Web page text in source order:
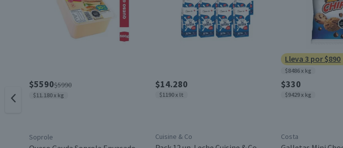
Etapa Mascota Adulto
$5590$5990
$11.180 x kg
Soprole
$14.280
$1190 x lt
Cuisine & Co
Lleva 3 por $890
$8486 x kg
$330
$9429 x kg
Costa